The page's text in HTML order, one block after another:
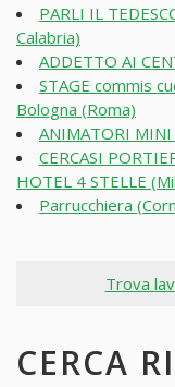
PARLI IL
Calabria)
ADDETTO AI
STAGE commis
Bologna (Roma)
ANIMATORI MINI
CERCASI
HOTEL 4 STELLE
Parrucchiera
Trova
CERCA